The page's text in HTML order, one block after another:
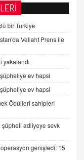
ve dijital hukukun
Alınmalı?
bir Türkiye
Veliaht Prens ile
ev hapsi
ev hapsi
Ödülleri sahipleri
şüpheli adliyeye sevk
genişledi: 15